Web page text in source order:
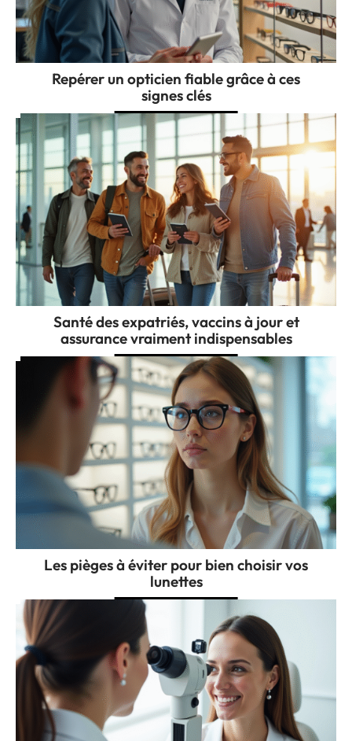
Repérer un opticien fiable grâce à ces
signes clés
Santé des expatriés, vaccins à jour et
assurance vraiment indispensables
Les pièges à éviter pour bien choisir vos
lunettes